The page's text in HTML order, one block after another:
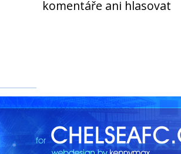
komentáře ani hlasovat